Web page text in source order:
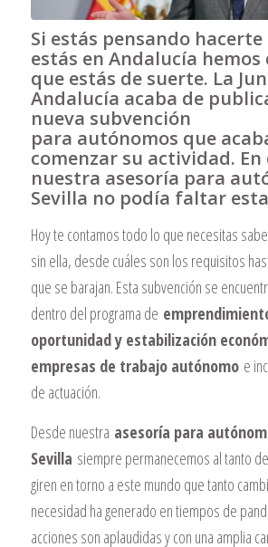
Si estás pensando
estás en Andalucía
que estás de suerte. La
Andalucía acaba de
nueva subvención
para autónomos que
comenzar su actividad. En
nuestra asesoría para
Sevilla no podía faltar
Hoy te contamos todo lo que necesitas
sin ella, desde cuáles son los requisitos
que se barajan. Esta subvención se
dentro del programa de
oportunidad y estabilización
empresas de trabajo autónomoe
de actuación.
Desde nuestra asesoría para
Sevilla siempre permanecemos al tanto
giren en torno a este mundo que tanto
necesidad ha generado en tiempos de
acciones son aplaudidas y con una amplia